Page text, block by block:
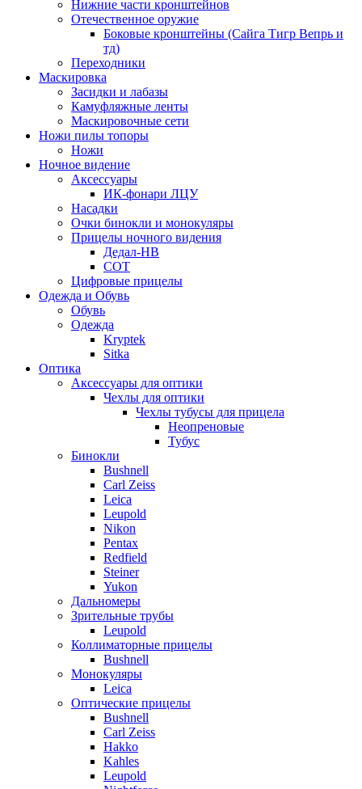
Нижние части кронштейнов
Отечественное оружие
Боковые кронштейны (Сайга Тигр Вепрь и
тд)
Переходники
Маскировка
Засидки и лабазы
Камуфляжные ленты
Маскировочные сети
Ножи пилы топоры
Ножи
Ночное видение
Аксессуары
ИК-фонари ЛЦУ
Насадки
Очки бинокли и монокуляры
Прицелы ночного видения
Дедал-НВ
СОТ
Цифровые прицелы
Одежда и Обувь
Обувь
Одежда
Kryptek
Sitka
Оптика
Аксессуары для оптики
Чехлы для оптики
Чехлы тубусы для прицела
Неопреновые
Тубус
Бинокли
Bushnell
Carl Zeiss
Leica
Leupold
Nikon
Pentax
Redfield
Steiner
Yukon
Дальномеры
Зрительные трубы
Leupold
Коллиматорные прицелы
Bushnell
Монокуляры
Leica
Оптические прицелы
Bushnell
Carl Zeiss
Hakko
Kahles
Leupold